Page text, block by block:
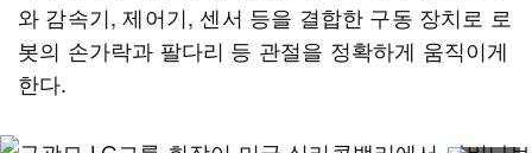
와 감속기, 제어기, 센서 등을 결합한 구동 장치로 로
봇의 손가락과 팔다리 등 관절을 정확하게 움직이게
한다.